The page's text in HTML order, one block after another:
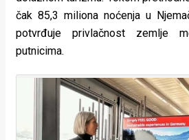
čak 85,3 miliona noćenja u
potvrđuje privlačnost zemlje
putnicima.